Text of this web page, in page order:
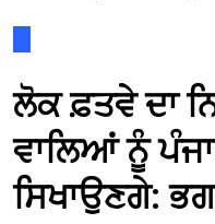
ਲੋਕ ਫ਼ਤਵੇ ਦਾ
ਵਾਲਿਆਂ ਨੂੰ
ਸਿਖਾਉਣਗੇ: